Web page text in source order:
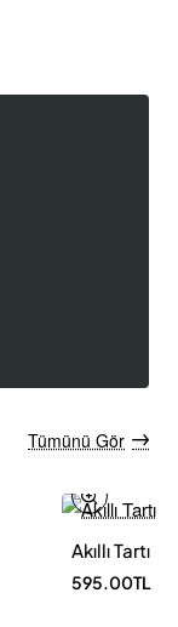
Tümünü Gör
Akıllı Tartı
595.00TL